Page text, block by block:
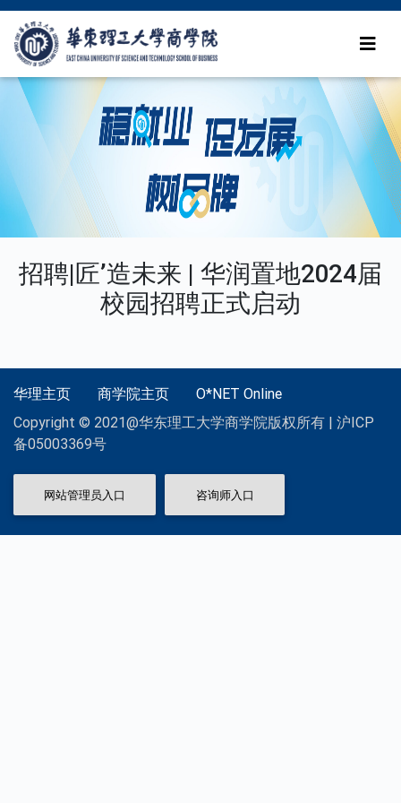
招聘|匠’造未来 | 华润置地2024届
校园招聘正式启动
华理主页 商学院主页
O*NET Online
Copyright © 2021@华东理工大学商学院版权所有 | 沪ICP
备05003369号
网站管理员入口 咨询师入口